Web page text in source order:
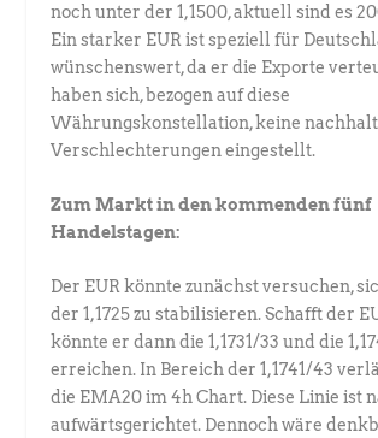
noch unter der 1,1500, aktuell sind es
Ein starker EUR ist speziell für
wünschenswert, da er die Exporte
haben sich, bezogen auf diese
Währungskonstellation, keine
Verschlechterungen eingestellt.
Zum Markt in den kommenden fünf
Handelstagen:
Der EUR könnte zunächst versuchen,
der 1,1725 zu stabilisieren. Schafft der
könnte er dann die 1,1731/33 und die
erreichen. In Bereich der 1,1741/43
die EMA20 im 4h Chart. Diese Linie ist
aufwärtsgerichtet. Dennoch wäre